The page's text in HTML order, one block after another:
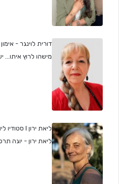
דורית לוינגר -
מישהו לרוץ איתו...
ליאת ירון I סטודיו ליוגה תרפיה בנס ציונה
ליאת ירון - יוגה